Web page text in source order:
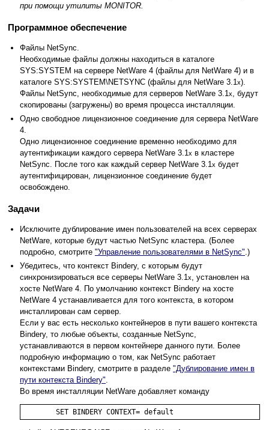
при помощи утилиты MONITOR.
Программное обеспечение
Файлы NetSync.
Необходимые файлы должны находиться в каталоге
SYS:SYSTEM на сервере NetWare 4 (файлы для NetWare 4) и в
каталоге SYS:SYSTEM\NETSYNC (файлы для NetWare 3.1x).
Файлы NetSync, необходимые для серверов NetWare 3.1x, будут
скопированы (загружены) во время процесса инсталляции.
Одно свободное лицензионное соединение для сервера NetWare
4.
Одно лицензионное соединение временно необходимо для
аутентификации каждого сервера NetWare 3.1x в кластере
NetSync. После того как каждый сервер NetWare 3.1x будет
аутентифицирован, лицензионное соединение будет
освобождено.
Задачи
Исключите дублирование имен пользователей на всех серверах
NetWare, которые будут частью NetSync кластера. (Более
подробно, смотрите "Управление пользователями в NetSync".)
Убедитесь, что контекст Bindery, с которым будут
синхронизироваться все серверы NetWare 3.1x, установлен на
хосте NetWare 4. По умолчанию контекст Bindery на хосте
NetWare 4 устанавливается для того контекста, в котором
инсталлирован сам сервер.
Если у вас есть несколько контейнеров в пути вашего контекста
Bindery, то любые объекты, созданные NetSync,
устанавливаются в первом контейнере данного пути. Более
подробную информацию о том, как NetSync работает
контекстами Bindery, смотрите в разделе "Дублирование имен в
пути контекста Bindery".
Во время инсталляции NetWare добавляет команду
	SET BINDERY CONTEXT= default